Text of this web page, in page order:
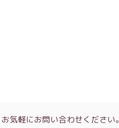
お気軽にお問い合わせください。